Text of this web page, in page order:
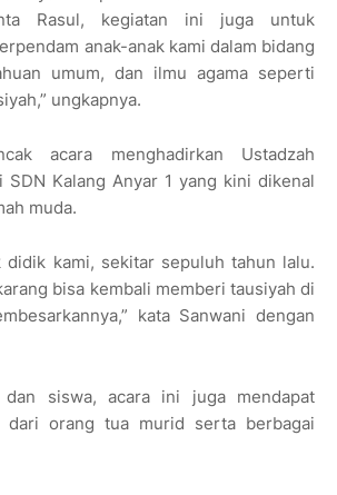
Rasul, kegiatan ini juga untuk
anak-anak kami dalam bidang
umum, dan ilmu agama seperti
ungkapnya.
acara menghadirkan Ustadzah
SDN Kalang Anyar 1 yang kini dikenal
muda.
didik kami, sekitar sepuluh tahun lalu.
bisa kembali memberi tausiyah di
kata Sanwani dengan
siswa, acara ini juga mendapat
dari orang tua murid serta berbagai